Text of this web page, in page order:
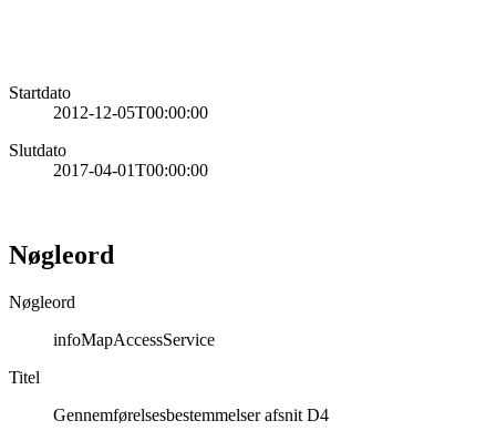
Startdato
2012-12-05T00:00:00
Slutdato
2017-04-01T00:00:00
Nøgleord
Nøgleord
infoMapAccessService
Titel
Gennemførelsesbestemmelser afsnit D4